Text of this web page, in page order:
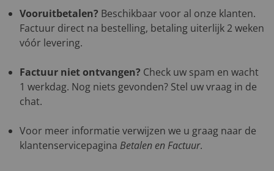
Vooruitbetalen? Beschikbaar voor al onze klanten.
Factuur direct na bestelling, betaling uiterlijk 2 weken
vóór levering.
Factuur niet ontvangen? Check uw spam en wacht
1 werkdag. Nog niets gevonden? Stel uw vraag in de
chat.
Voor meer informatie verwijzen we u graag naar de
klantenservicepagina Betalen en Factuur.